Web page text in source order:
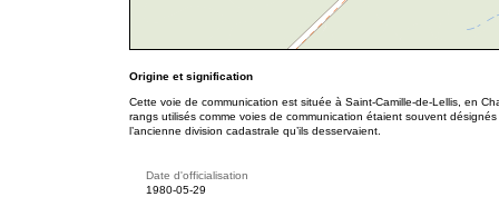
Origine et signification
Cette voie de communication est située à Saint-Camille-de-Lellis, en
rangs utilisés comme voies de communication étaient souvent
l’ancienne division cadastrale qu’ils desservaient.
Date d'officialisation
1980-05-29